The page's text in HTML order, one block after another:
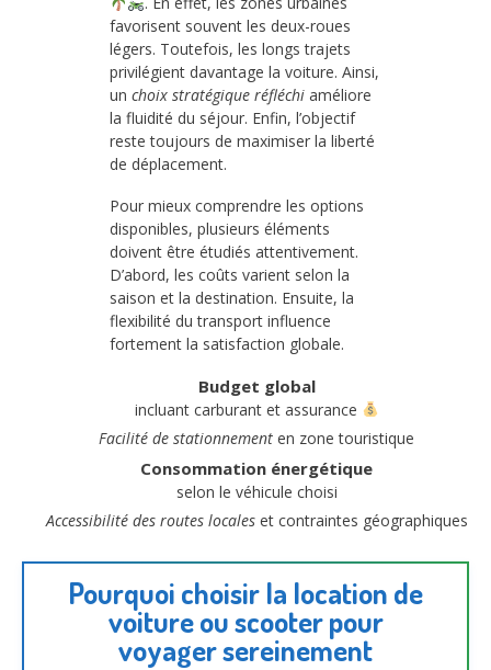
favorisent souvent les deux-roues
légers. Toutefois, les longs trajets
privilégient davantage la voiture. Ainsi,
un choix stratégique réfléchi améliore
la fluidité du séjour. Enfin, l’objectif
reste toujours de maximiser la liberté
de déplacement.
Pour mieux comprendre les options
disponibles, plusieurs éléments
doivent être étudiés attentivement.
D’abord, les coûts varient selon la
saison et la destination. Ensuite, la
flexibilité du transport influence
fortement la satisfaction globale.
Budget global
incluant carburant et assurance
Facilité de stationnement en zone touristique
Consommation énergétique
selon le véhicule choisi
Accessibilité des routes localeset contraintes géographiques
Pourquoi choisir la location de
voiture ou scooter pour
voyager sereinement